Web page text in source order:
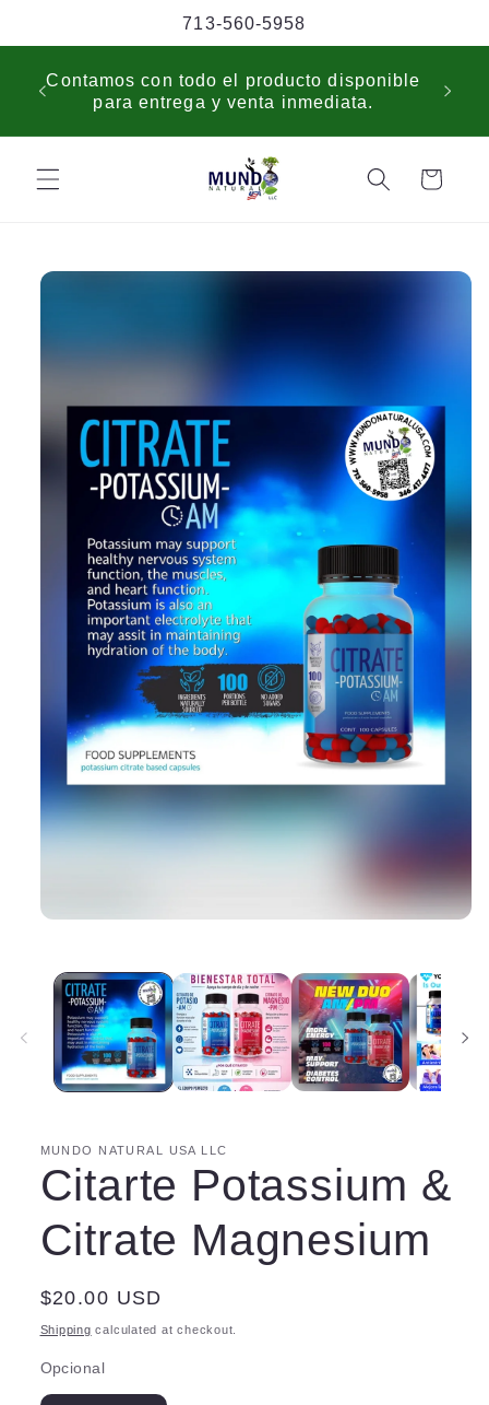
713-560-5958
Contamos con todo el producto disponible
para entrega y venta inmediata.
Cart
Skip to
product
MUNDO NATURAL USA LLC
Citarte Potassium &
Citrate Magnesium
Regular
price
$20.00 USD
Shipping calculated at checkout.
Opcional